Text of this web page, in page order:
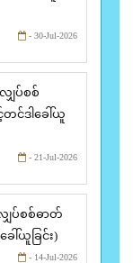
- 30-Jul-2026
ျှပ်စစ်
င်ဒါခေါ်ယူ
- 21-Jul-2026
ျှပ်စစ်ဓာတ်
ါ်ယူခြင်း)
- 14-Jul-2026